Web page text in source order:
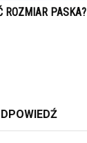
ROZMIAR PASKA?